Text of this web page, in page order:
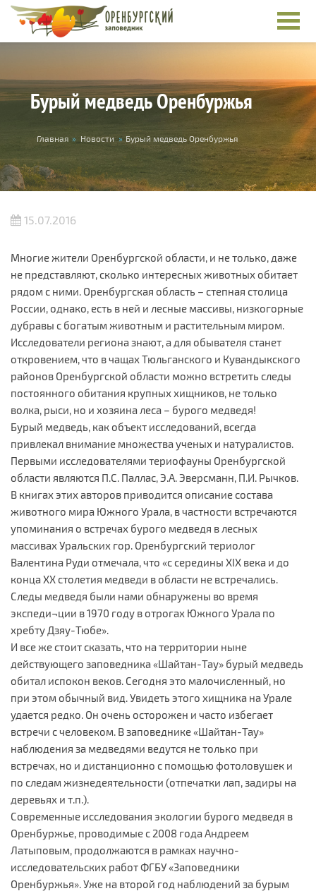
Перейти к основному содержанию
Бурый медведь Оренбуржья
Вы здесь
Главная » Новости » Бурый медведь Оренбуржья
15.07.2016
Многие жители Оренбургской области, и не только, даже
не представляют, сколько интересных животных обитает
рядом с ними. Оренбургская область – степная столица
России, однако, есть в ней и лесные массивы, низкогорные
дубравы с богатым животным и растительным миром.
Исследователи региона знают, а для обывателя станет
откровением, что в чащах Тюльганского и Кувандыкского
районов Оренбургской области можно встретить следы
постоянного обитания крупных хищников, не только
волка, рыси, но и хозяина леса – бурого медведя!
Бурый медведь, как объект исследований, всегда
привлекал внимание множества ученых и натуралистов.
Первыми исследователями териофауны Оренбургской
области являются П.С. Паллас, Э.А. Эверсманн, П.И. Рычков.
В книгах этих авторов приводится описание состава
животного мира Южного Урала, в частности встречаются
упоминания о встречах бурого медведя в лесных
массивах Уральских гор. Оренбургский териолог
Валентина Руди отмечала, что «с середины XIX века и до
конца XX столетия медведи в области не встречались.
Следы медведя были нами обнаружены во время
экспеди¬ции в 1970 году в отрогах Южного Урала по
хребту Дзяу-Тюбе».
И все же стоит сказать, что на территории ныне
действующего заповедника «Шайтан-Тау» бурый медведь
обитал испокон веков. Сегодня это малочисленный, но
при этом обычный вид. Увидеть этого хищника на Урале
удается редко. Он очень осторожен и часто избегает
встречи с человеком. В заповеднике «Шайтан-Тау»
наблюдения за медведями ведутся не только при
встречах, но и дистанционно с помощью фотоловушек и
по следам жизнедеятельности (отпечатки лап, задиры на
деревьях и т.п.).
Современные исследования экологии бурого медведя в
Оренбуржье, проводимые с 2008 года Андреем
Латыповым, продолжаются в рамках научно-
исследовательских работ ФГБУ «Заповедники
Оренбуржья». Уже на второй год наблюдений за бурым